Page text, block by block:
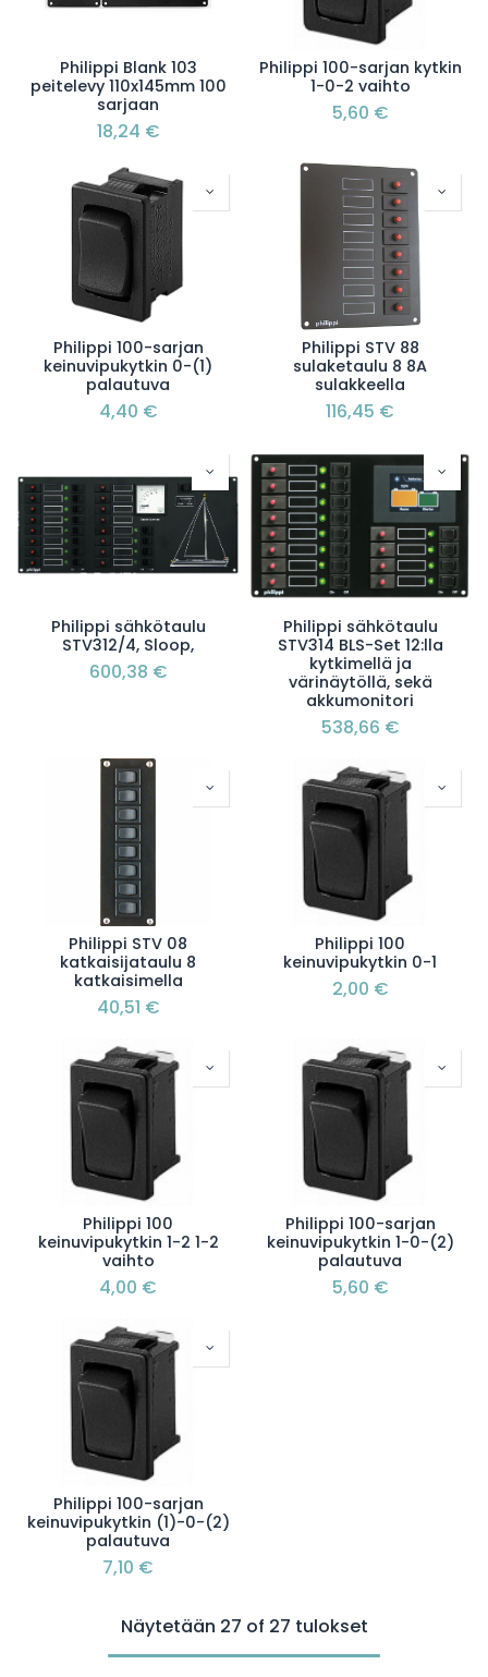
Philippi Blank 103
peitelevy 110x145mm 100
sarjaan
18,24 €
Philippi 100-sarjan kytkin
1-0-2 vaihto
5,60 €
Philippi 100-sarjan
keinuvipukytkin 0-(1)
palautuva
4,40 €
Philippi STV 88
sulaketaulu 8 8A
sulakkeella
116,45 €
Philippi sähkötaulu
STV312/4, Sloop,
600,38 €
Philippi sähkötaulu
STV314 BLS-Set 12:lla
kytkimellä ja
värinäytöllä, sekä
akkumonitori
538,66 €
Philippi STV 08
katkaisijataulu 8
katkaisimella
40,51 €
Philippi 100
keinuvipukytkin 0-1
2,00 €
Philippi 100
keinuvipukytkin 1-2 1-2
vaihto
4,00 €
Philippi 100-sarjan
keinuvipukytkin 1-0-(2)
palautuva
5,60 €
Philippi 100-sarjan
keinuvipukytkin (1)-0-(2)
palautuva
7,10 €
Näytetään 27 of 27 tulokset